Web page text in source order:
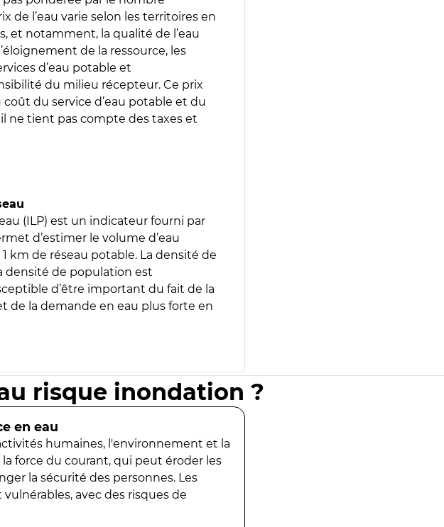
de l’eau varie selon les territoires en
et notamment, la qualité de l’eau
de la ressource, les
d’eau potable et
du milieu récepteur. Ce prix
du service d’eau potable et du
ne tient pas compte des taxes et
(ILP) est un indicateur fourni par
d’estimer le volume d’eau
km de réseau potable. La densité de
densité de population est
d’être important du fait de la
de la demande en eau plus forte en
risque inondation ?
en eau
humaines, l'environnement et la
force du courant, qui peut éroder les
la sécurité des personnes. Les
avec des risques de